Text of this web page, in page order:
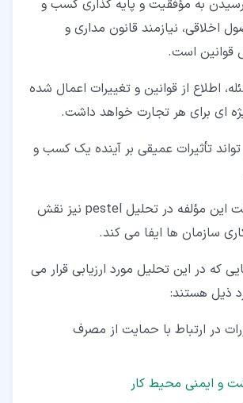
به مؤفقیت و پایه گذاری کسب و
اخلاقی، نیازمند قانون مداری و
قوانین است.
اطلاع از قوانین و تغییرات اعمال شده
ای برای هر تجارت خواهد داشت.
تأثیرات عمیقی بر آینده یک کسب و
پس می توان گفت این مؤلفه در تحلیل pestel نیز نقش
سازمان ها ایفا می کند.
که در این تحلیل مورد ارزیابی قرار می
ذیل هستند:
در ارتباط با حمایت از مصرف
و ایمنی محیط کار